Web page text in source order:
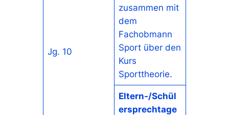
Jg. 10
zusammen mit
dem
Fachobmann
Sport über den
Kurs
Sporttheorie.
Eltern-/Schül
ersprechtage